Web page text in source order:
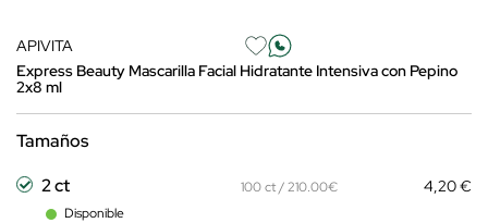
APIVITA
Express Beauty Mascarilla Facial Hidratante Intensiva con Pepino
2x8 ml
Tamaños
2 ct
Disponible
100 ct / 210.00€ 4,20 €